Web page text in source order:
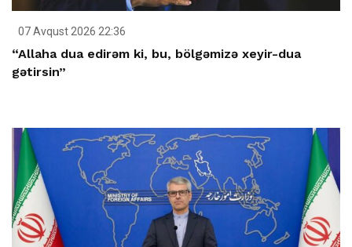
07 Avqust 2026 22:36
“Allaha dua edirəm ki, bu, bölgəmizə xeyir-dua
gətirsin”